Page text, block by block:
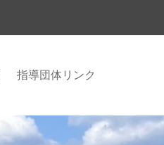
指導団体リンク